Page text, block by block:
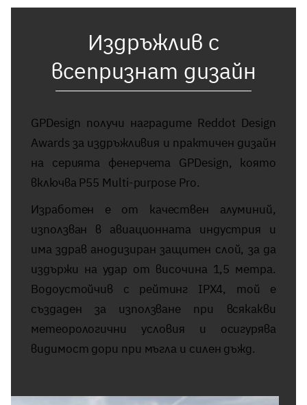
Издръжлив с
всепризнат дизайн
GPDesign получи наградите Reddot Design
Awards за издръжливия и практичен дизайн
на серията фенерчета GPDesign, която
включва P55 Multi-purpose Pro.
Изработен е от качествен алуминий,
използван в авиационната индустрия и
има здрав анодизиран защитен слой, за да
издържи на удар от височина 1,5 метра.
Водоустойчив с рейтинг IPX4, той е
създаден за използване при всякакви
метеорологични условия и осигурява
видимост дори при мъгла и силен дъжд.